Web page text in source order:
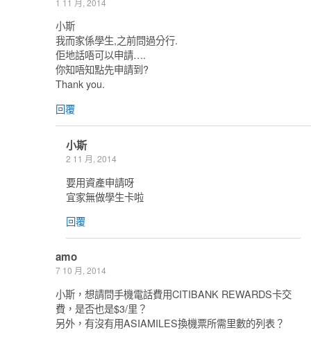
1 11 月, 2014
小斯
我而家係學生,之前問過分行.
佢地話唔可以申請….
你知唔知點先申請到?
Thank you.
回覆
小斯
2 11 月, 2014
要用資產申請呀
宜家無做學生卡啦
回覆
amo
7 10 月, 2014
小斯，想請問手機電話費用CITIBANK REWARDS卡交
費，是否也是$3/里？
另外，有沒有用ASIAMILES換機票所需里數的列表？